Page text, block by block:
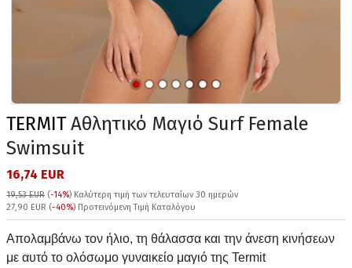
TERMITΑθλητικό Μαγιό Surf Female
Swimsuit
16,74 EUR
19,53 EUR (-14%) Καλύτερη τιμή των τελευταίων 30 ημερών
27,90 EUR (-40%) Προτεινόμενη Τιμή Καταλόγου
Απολαμβάνω τον ήλιο, τη θάλασσα και την άνεση κινήσεων
με αυτό το ολόσωμο γυναικείο μαγιό της Termit